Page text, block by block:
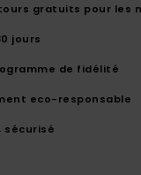
gratuits pour les
jours
de fidélité
eco-responsable
sécurisé